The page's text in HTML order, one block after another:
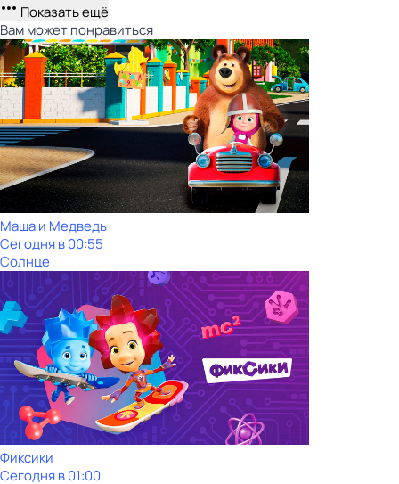
Показать ещё
Вам может понравиться
Маша и Медведь
Сегодня в 00:55
Солнце
Фиксики
Сегодня в 01:00